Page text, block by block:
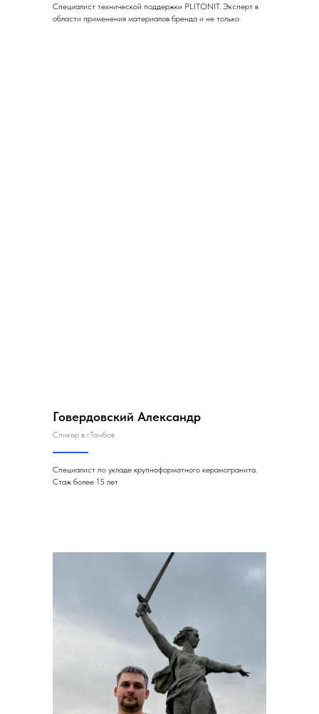
Специалист технической поддержки PLITONIT. Эксперт в
области применения материалов бренда и не только.
Говердовский Александр
Спикер в г.Тамбов
Специалист по укладе крупноформатного керамогранита.
Стаж более 15 лет